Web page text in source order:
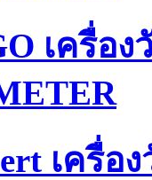
เครื่อ
เครื่